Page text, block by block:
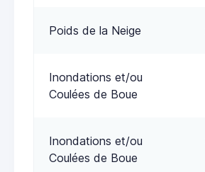
Poids de la Neige
Inondations et/ou
Coulées de Boue
Inondations et/ou
Coulées de Boue